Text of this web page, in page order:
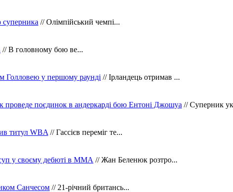
суперника // Олімпійський чемпі...
// В головному бою ве...
Голловею у першому раунді // Ірландець отримав ...
проведе поєдинок в андеркарді бою Ентоні Джошуа // Суперник
титул WBA // Гассієв переміг те...
у своєму дебюті в ММА // Жан Беленюк розтро...
Санчесом // 21-річний британсь...